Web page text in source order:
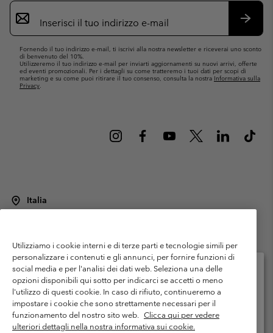
Iscrizione
e-
mail
Fornendo il tuo indirizzo e-mail, ti iscrivi alla nostra newsletter e riceverai uno sconto
di benvenuto del 10%.
Utilizzeremo il tuo indirizzo e-mail per inviarti aggiornamenti su nuovi arrivi, offerte
ed eventi promozionali. Per i dettagli su come tratteremo i tuoi dati per scopi di
marketing e su come puoi ritirare il tuo consenso, consulta la nostra Informativa sulla
Privacy
Italia
Termini di utilizzo
Condizioni Generali di Venditaa
Garanzia
Politica sulla privacy
Termini e condizioni del programma di membership
Condizioni di utilizzo dei contenuti generati dagli utenti
Impressum
Cookies
Public CBCR
Utilizziamo i cookie interni e di terze parti e tecnologie simili per
personalizzare i contenuti e gli annunci, per fornire funzioni di
social media e per l'analisi dei dati web. Seleziona una delle
opzioni disponibili qui sotto per indicarci se accetti o meno
l'utilizzo di questi cookie. In caso di rifiuto, continueremo a
impostare i cookie che sono strettamente necessari per il
funzionamento del nostro sito web. Clicca qui per vedere
ulteriori dettagli nella nostra informativa sui cookie.
Seleziona il paese di spedizione e la lingua
Shopping online disponibile